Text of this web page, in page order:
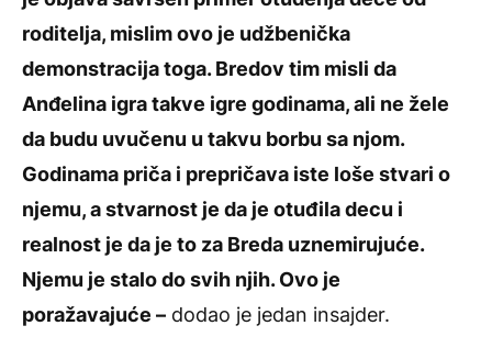
roditelja, mislim ovo je udžbenička
demonstracija toga. Bredov tim misli da
Anđelina igra takve igre godinama, ali ne žele
da budu uvučenu u takvu borbu sa njom.
Godinama priča i prepričava iste loše stvari o
njemu, a stvarnost je da je otuđila decu i
realnost je da je to za Breda uznemirujuće.
Njemu je stalo do svih njih. Ovo je
poražavajuće – dodao je jedan insajder.